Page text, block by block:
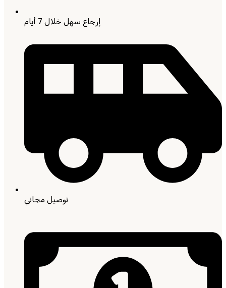
إرجاع سهل خلال 7 أيام
توصيل مجاني